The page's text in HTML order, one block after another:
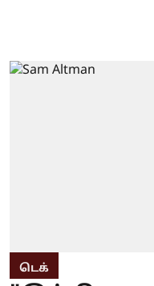
டெக்